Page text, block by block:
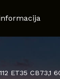
ET35 CB73,1